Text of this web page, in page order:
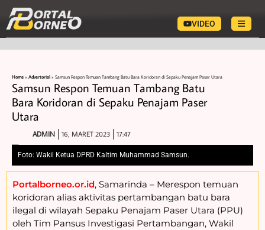
VIDEO
Home » Advertorial » Samsun Respon Temuan Tambang Batu Bara Koridoran di Sepaku Penajam Paser Utara
Samsun Respon Temuan Tambang Batu
Bara Koridoran di Sepaku Penajam Paser
Utara
ADMIN 16, MARET 2023 17:47
Foto: Wakil Ketua DPRD Kaltim Muhammad Samsun.
Portalborneo.or.id, Samarinda – Merespon temuan
koridoran alias aktivitas pertambangan batu bara
ilegal di wilayah Sepaku Penajam Paser Utara (PPU)
oleh Tim Pansus Investigasi Pertambangan, Wakil